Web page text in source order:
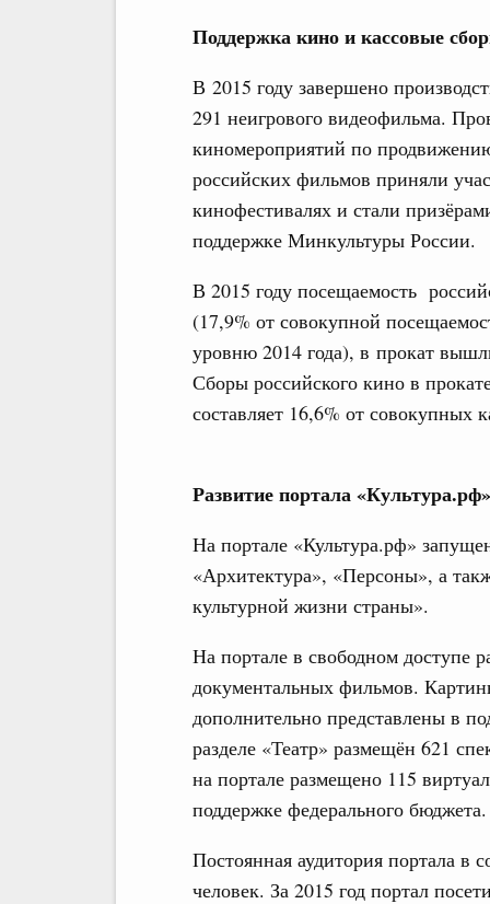
Поддержка кино и кассовые
В 2015 году завершено
291 неигрового видеофильма.
киномероприятий по
российских фильмов приняли
кинофестивалях и стали
поддержке Минкультуры России.
В 2015 году посещаемость
(17,9% от совокупной
уровню 2014 года), в прокат
Сборы российского кино в
составляет 16,6% от совокупных
Развитие портала «Культура.рф»
На портале «Культура.рф»
«Архитектура», «Персоны», а
культурной жизни страны».
На портале в свободном доступе
документальных фильмов.
дополнительно представлены в
разделе «Театр» размещён 621
на портале размещено 115
поддержке федерального бюджета.
Постоянная аудитория портала в
человек. За 2015 год портал